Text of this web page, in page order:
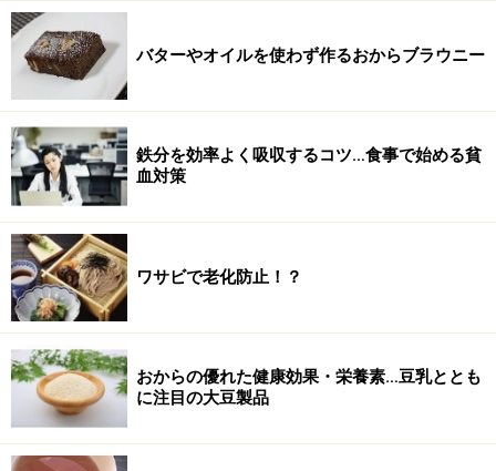
バターやオイルを使わず作るおからブラウニー
鉄分を効率よく吸収するコツ…食事で始める貧
血対策
ワサビで老化防止！？
おからの優れた健康効果・栄養素…豆乳ととも
に注目の大豆製品